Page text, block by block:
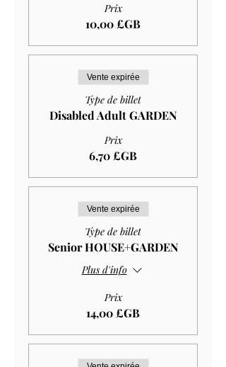
Prix
10,00 £GB
Vente expirée
Type de billet
Disabled Adult GARDEN
Prix
6,70 £GB
Vente expirée
Type de billet
Senior HOUSE+GARDEN
Plus d'info
Prix
14,00 £GB